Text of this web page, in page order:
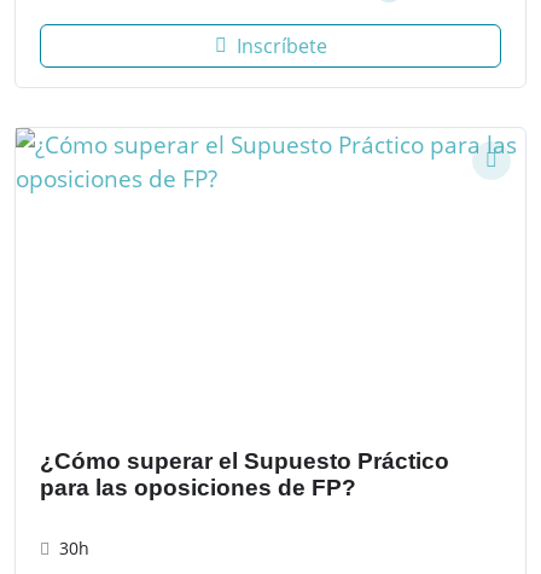
Inscríbete
¿Cómo superar el Supuesto Práctico
para las oposiciones de FP?
30h